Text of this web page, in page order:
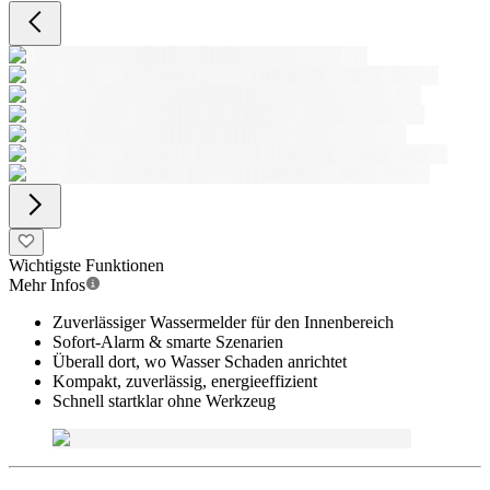
Wichtigste Funktionen
Mehr Infos
Zuverlässiger Wassermelder für den Innenbereich
Sofort-Alarm & smarte Szenarien
Überall dort, wo Wasser Schaden anrichtet
Kompakt, zuverlässig, energieeffizient
Schnell startklar ohne Werkzeug